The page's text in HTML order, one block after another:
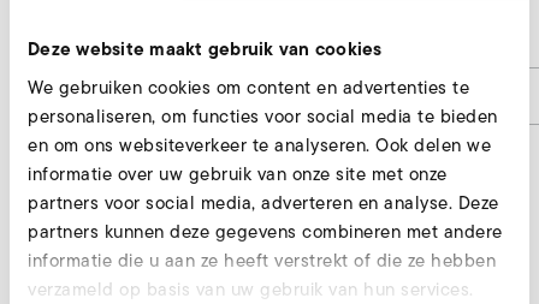
Deze website maakt gebruik van cookies
We gebruiken cookies om content en advertenties te
personaliseren, om functies voor social media te bieden
en om ons websiteverkeer te analyseren. Ook delen we
informatie over uw gebruik van onze site met onze
partners voor social media, adverteren en analyse. Deze
partners kunnen deze gegevens combineren met andere
informatie die u aan ze heeft verstrekt of die ze hebben
verzameld op basis van uw gebruik van hun services.
auf Anfrage / on request
Artikelnummer FeinfS-MP
Fijn filter, zuigzijde aanvragen
Onze experts helpen u graag.